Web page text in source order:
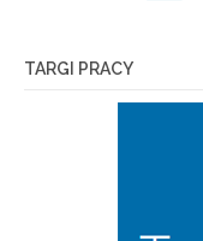
TARGI PRACY